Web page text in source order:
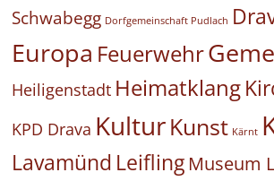
Schwabegg Dorfgemeinschaft Pudlach
Europa Feuerwehr
Heiligenstadt Heimatklang
KPD Drava KulturKunst Kärnt
Lavamünd Leifling Museum